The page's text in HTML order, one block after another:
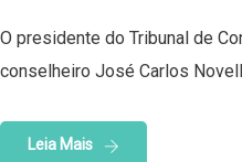
O presidente do Tribunal de
conselheiro José Carlos
Leia Mais